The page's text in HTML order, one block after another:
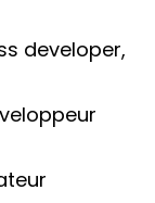
developer,